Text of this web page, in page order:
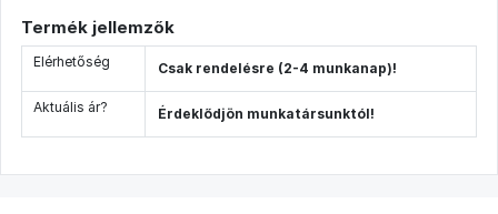
Termék jellemzők
Elérhetőség Csak rendelésre (2-4 munkanap)!
Aktuális ár? Érdeklődjön munkatársunktól!